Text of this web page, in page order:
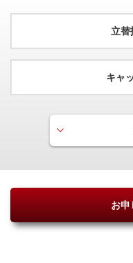
遅延などにより、ご負担
用など）を補償いたしま
※国内旅行は航空券などのお
場合に適用となります。
立替
キャ
立替払いの負担軽減
交通費や仕入れ等の仮
お申